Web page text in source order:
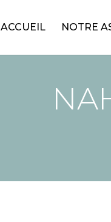
ACCUEIL NOTRE